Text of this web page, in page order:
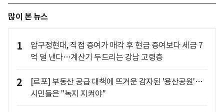
많이 본 뉴스
1
압구정현대, 직접 증여가 매각 후 현금 증여보다 세금 7
억 덜 낸다…계산기 두드리는 강남 고령층
2
[르포] 부동산 공급 대책에 뜨거운 감자된 '용산공원'…
시민들은 "녹지 지켜야"